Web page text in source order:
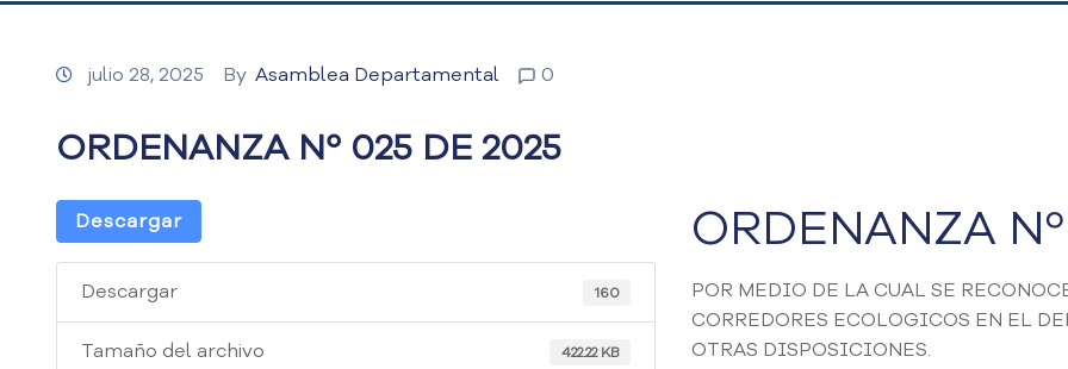
julio 28, 2025 By Asamblea Departamental 0
ORDENANZA Nº 025 DE 2025
Descargar
Descargar 160
Tamaño del archivo 422.22 KB
ORDENANZA
POR MEDIO DE LA CUAL SE
CORREDORES ECOLOGICOS EN EL
OTRAS DISPOSICIONES.